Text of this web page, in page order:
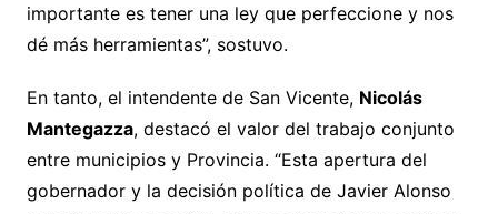
importante es tener una ley que perfeccione y nos
dé más herramientas”, sostuvo.
En tanto, el intendente de San Vicente, Nicolás
Mantegazza, destacó el valor del trabajo conjunto
entre municipios y Provincia. “Esta apertura del
gobernador y la decisión política de Javier Alonso